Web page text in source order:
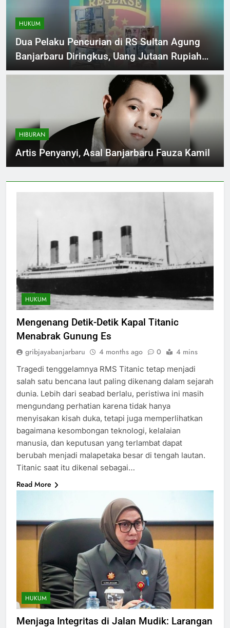
HUKUM
Dua Pelaku Pencurian di RS Sultan Agung
Banjarbaru Diringkus, Uang Jutaan Rupiah
Raib!
HIBURAN
Artis Penyanyi, Asal Banjarbaru Fauza Kamil
HUKUM
Mengenang Detik-Detik Kapal Titanic
Menabrak Gunung Es
gribjayabanjarbaru 4 months ago 0 4 mins
Tragedi tenggelamnya RMS Titanic tetap menjadi
salah satu bencana laut paling dikenang dalam sejarah
dunia. Lebih dari seabad berlalu, peristiwa ini masih
mengundang perhatian karena tidak hanya
menyisakan kisah duka, tetapi juga memperlihatkan
bagaimana kesombongan teknologi, kelalaian
manusia, dan keputusan yang terlambat dapat
berubah menjadi malapetaka besar di tengah lautan.
Titanic saat itu dikenal sebagai…
Read More
HUKUM
Menjaga Integritas di Jalan Mudik: Larangan